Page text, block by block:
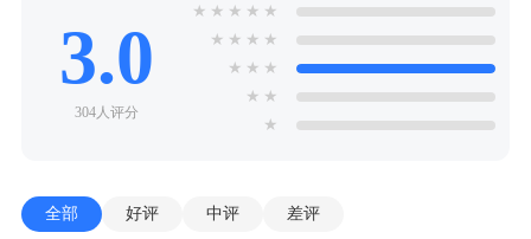
3.0
304人评分
★ ★ ★ ★ ★
★ ★ ★ ★
★ ★ ★
★ ★
★
全部 好评 中评 差评